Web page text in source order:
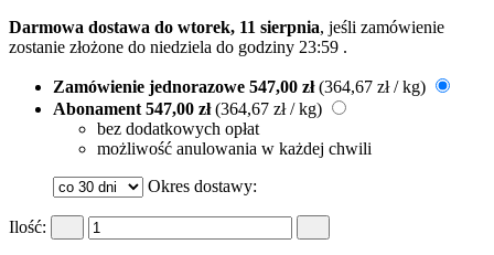
Darmowa dostawa do wtorek, 11 sierpnia, jeśli zamówienie
zostanie złożone do niedziela do godziny 23:59 .
Zamówienie jednorazowe 547,00 zł (364,67 zł / kg)
Abonament 547,00 zł (364,67 zł / kg)
bez dodatkowych opłat
możliwość anulowania w każdej chwili
Okres dostawy:
Ilość: